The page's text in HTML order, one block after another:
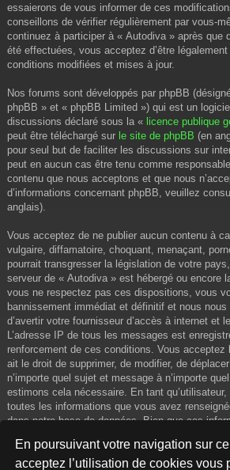
En poursuivant votre navigation sur
acceptez l’utilisation de cookies vous
essaierons de vous informer de ces
conseillons de vérifier régulièrement par vous-
continuez à participer à « Autodiva » après que
été effectuées, vous acceptez d’être
conditions modifiées et mises à jour.
Nos forums sont développés par phpBB
phpBB » et « phpBB Limited ») qui est un
discussions déclaré sous la « licence publique
peut être téléchargé sur le site de phpBB (en
pour seul but de faciliter les discussions sur
peut en aucun cas être tenu comme
contenu que nous acceptons et que nous
d’informations concernant phpBB, veuillez
anglais).
Vous acceptez de ne publier aucun contenu à
vulgaire, diffamatoire, choquant, menaçant,
pourrait transgresser la législation de votre
serveur de « Autodiva » est hébergé ou encore
vous ne respectez pas ces dispositions, vous
bannissement immédiat et définitif et nous
d’avertir votre fournisseur d’accès à internet et
L’adresse IP de tous les messages est
renforcement de ces conditions. Vous
ait le droit de supprimer, de modifier, de
n’importe quel sujet et message à n’importe
estimons cela nécessaire. En tant
toutes les informations que vous avez
dans notre base de données. Bien que ces
diffusées à une tierce partie sans votre
phpBB, ne pourront être tenus comme
de piratage informatique visant à compromettre